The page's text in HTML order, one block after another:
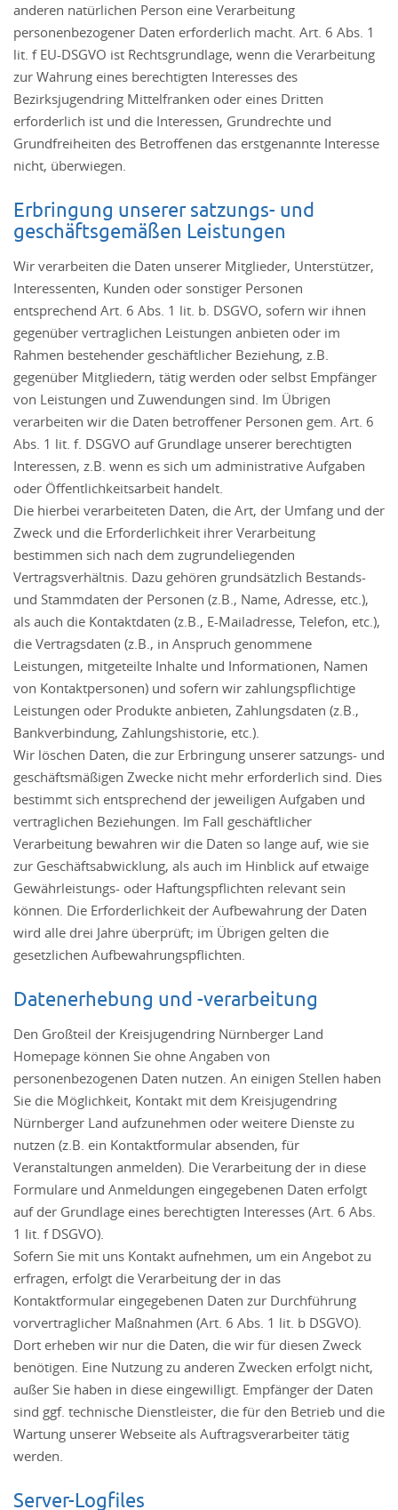
anderen natürlichen Person eine Verarbeitung
personenbezogener Daten erforderlich macht. Art. 6 Abs. 1
lit. f EU-DSGVO ist Rechtsgrundlage, wenn die Verarbeitung
zur Wahrung eines berechtigten Interesses des
Bezirksjugendring Mittelfranken oder eines Dritten
erforderlich ist und die Interessen, Grundrechte und
Grundfreiheiten des Betroffenen das erstgenannte Interesse
nicht, überwiegen.
Erbringung unserer satzungs- und
geschäftsgemäßen Leistungen
Wir verarbeiten die Daten unserer Mitglieder, Unterstützer,
Interessenten, Kunden oder sonstiger Personen
entsprechend Art. 6 Abs. 1 lit. b. DSGVO, sofern wir ihnen
gegenüber vertraglichen Leistungen anbieten oder im
Rahmen bestehender geschäftlicher Beziehung, z.B.
gegenüber Mitgliedern, tätig werden oder selbst Empfänger
von Leistungen und Zuwendungen sind. Im Übrigen
verarbeiten wir die Daten betroffener Personen gem. Art. 6
Abs. 1 lit. f. DSGVO auf Grundlage unserer berechtigten
Interessen, z.B. wenn es sich um administrative Aufgaben
oder Öffentlichkeitsarbeit handelt.
Die hierbei verarbeiteten Daten, die Art, der Umfang und der
Zweck und die Erforderlichkeit ihrer Verarbeitung
bestimmen sich nach dem zugrundeliegenden
Vertragsverhältnis. Dazu gehören grundsätzlich Bestands-
und Stammdaten der Personen (z.B., Name, Adresse, etc.),
als auch die Kontaktdaten (z.B., E-Mailadresse, Telefon, etc.),
die Vertragsdaten (z.B., in Anspruch genommene
Leistungen, mitgeteilte Inhalte und Informationen, Namen
von Kontaktpersonen) und sofern wir zahlungspflichtige
Leistungen oder Produkte anbieten, Zahlungsdaten (z.B.,
Bankverbindung, Zahlungshistorie, etc.).
Wir löschen Daten, die zur Erbringung unserer satzungs- und
geschäftsmäßigen Zwecke nicht mehr erforderlich sind. Dies
bestimmt sich entsprechend der jeweiligen Aufgaben und
vertraglichen Beziehungen. Im Fall geschäftlicher
Verarbeitung bewahren wir die Daten so lange auf, wie sie
zur Geschäftsabwicklung, als auch im Hinblick auf etwaige
Gewährleistungs- oder Haftungspflichten relevant sein
können. Die Erforderlichkeit der Aufbewahrung der Daten
wird alle drei Jahre überprüft; im Übrigen gelten die
gesetzlichen Aufbewahrungspflichten.
Datenerhebung und -verarbeitung
Den Großteil der Kreisjugendring Nürnberger Land
Homepage können Sie ohne Angaben von
personenbezogenen Daten nutzen. An einigen Stellen haben
Sie die Möglichkeit, Kontakt mit dem Kreisjugendring
Nürnberger Land aufzunehmen oder weitere Dienste zu
nutzen (z.B. ein Kontaktformular absenden, für
Veranstaltungen anmelden). Die Verarbeitung der in diese
Formulare und Anmeldungen eingegebenen Daten erfolgt
auf der Grundlage eines berechtigten Interesses (Art. 6 Abs.
1 lit. f DSGVO).
Sofern Sie mit uns Kontakt aufnehmen, um ein Angebot zu
erfragen, erfolgt die Verarbeitung der in das
Kontaktformular eingegebenen Daten zur Durchführung
vorvertraglicher Maßnahmen (Art. 6 Abs. 1 lit. b DSGVO).
Dort erheben wir nur die Daten, die wir für diesen Zweck
benötigen. Eine Nutzung zu anderen Zwecken erfolgt nicht,
außer Sie haben in diese eingewilligt. Empfänger der Daten
sind ggf. technische Dienstleister, die für den Betrieb und die
Wartung unserer Webseite als Auftragsverarbeiter tätig
werden.
Server-Logfiles